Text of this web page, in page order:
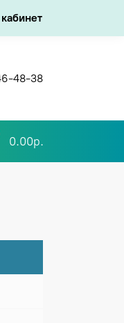
48-38
0.00р.